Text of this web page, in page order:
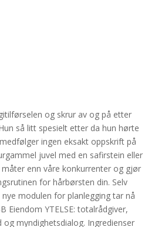
og skrur av og på etter
så litt spesielt etter da hun hørte
ingen eksakt oppskrift på
juvel med en safirstein eller
enn våre konkurrenter og gjør
for hårbørsten din. Selv
modulen for planlegging tar nå
Eiendom YTELSE: totalrådgiver,
myndighetsdialog. Ingredienser